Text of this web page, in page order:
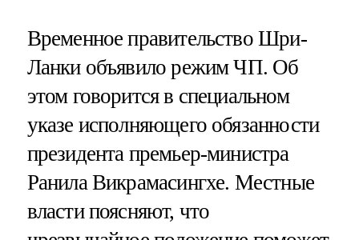
Временное правительство Шри-
Ланки объявило режим ЧП. Об
этом говорится в специальном
указе исполняющего обязанности
президента премьер-министра
Ранила Викрамасингхе. Местные
власти поясняют, что